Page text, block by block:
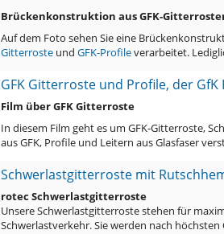
Brückenkonstruktion aus GFK-
Auf dem Foto sehen Sie eine
Gitterroste und GFK-Profileverarbeitet.
GFK Gitterroste und Profile, der GfK
Film über GFK Gitterroste
In diesem Film geht es um GFK-Gitterroste,
aus GFK, Profile und Leitern aus Glasfaser
Schwerlastgitterroste mit
rotec Schwerlastgitterroste
Unsere Schwerlastgitterroste stehen für
Schwerlastverkehr. Sie werden nach